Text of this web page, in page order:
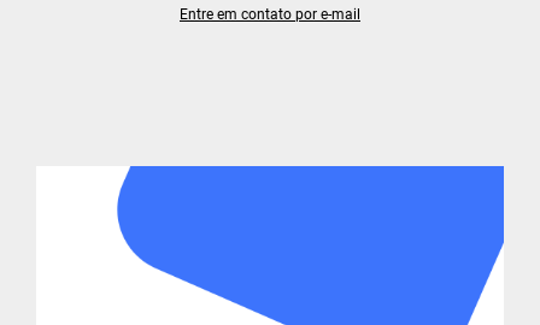
Entre em contato por e-mail